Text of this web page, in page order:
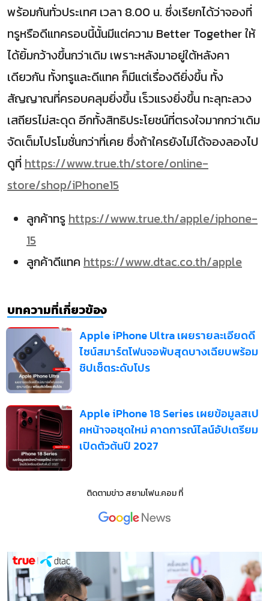
พร้อมกันทั่วประเทศ เวลา 8.00 น. ซึ่งเรียกได้ว่าจองที่
ทรูหรือดีแทครอบนี้นั้นมีแต่ความ Better Together ให้
ได้ยิ้มกว้างขึ้นกว่าเดิม เพราะหลังมาอยู่ใต้หลังคา
เดียวกัน ทั้งทรูและดีแทค ก็มีแต่เรื่องดียิ่งขึ้น ทั้ง
สัญญาณที่ครอบคลุมยิ่งขึ้น เร็วแรงยิ่งขึ้น ทะลุทะลวง
เสถียรไม่สะดุด อีกทั้งสิทธิประโยชน์ที่ตรงใจมากกว่าเดิม
จัดเต็มโปรโมชั่นกว่าที่เคย ซึ่งถ้าใครยังไม่ได้จองลองไป
ดูที่https://www.true.th/store/online-
store/shop/iPhone15
ลูกค้าทรูhttps://www.true.th/apple/iphone-
15
ลูกค้าดีแทค https://www.dtac.co.th/apple
บทความที่เกี่ยวข้อง
Apple iPhone Ultra เผยรายละเอียดดี
ไซน์สมาร์ตโฟนจอพับสุดบางเฉียบพร้อม
ชิปเซ็ตระดับโปร
Apple iPhone 18 Series เผยข้อมูลสเป
คหน้าจอชุดใหม่ คาดการณ์ไลน์อัปเตรียม
เปิดตัวต้นปี 2027
ติดตามข่าวสยามโฟน.คอมที่